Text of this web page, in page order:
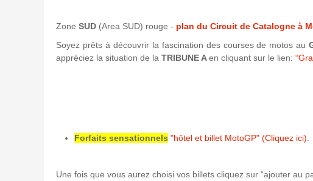
Zone SUD (Area SUD) rouge - plan du Circuit de Catalogne à
Soyez prêts à découvrir la fascination des courses de motos au
appréciez la situation de la TRIBUNE Aen cliquant sur le lien:
Forfaits sensationnels "hôtel et billet MotoGP" (Cliquez ici)
Une fois que vous aurez choisi vos billets cliquez sur “ajouter au